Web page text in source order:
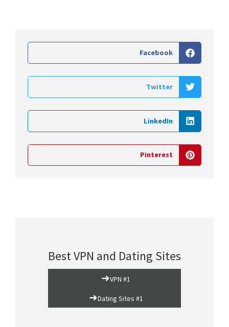
Facebook
Twitter
LinkedIn
Pinterest
Best VPN and Dating Sites
VPN #1
➜
Dating Sites #1
➜